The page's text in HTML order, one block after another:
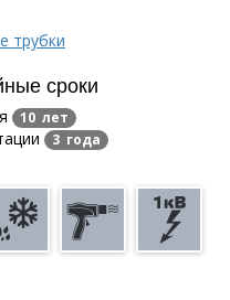
трубки
сроки
10 лет
3 года